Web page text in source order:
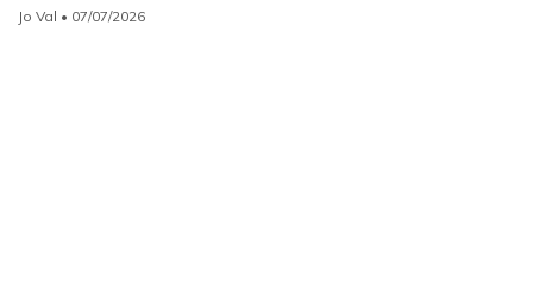
Jo Val • 07/07/2026